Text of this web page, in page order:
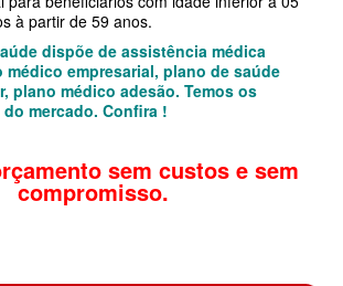
PLANO DE SAÚDE INDIVIDUAL
SAÚDE INDIVIDUAL
DE SAÚDE INDIVIDUAL
PLANO DE SAÚDE INDIVIDUAL
à partir de 59 anos.
dispõe de assistência médica
empresarial, plano de saúde
plano médico adesão. Temos os
mercado. Confira !
sem custos e sem
compromisso.